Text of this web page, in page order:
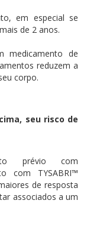
em especial se
de 2 anos.
medicamento de
reduzem a
corpo.
seu risco de
prévio com
com TYSABRI™
de resposta
associados a um